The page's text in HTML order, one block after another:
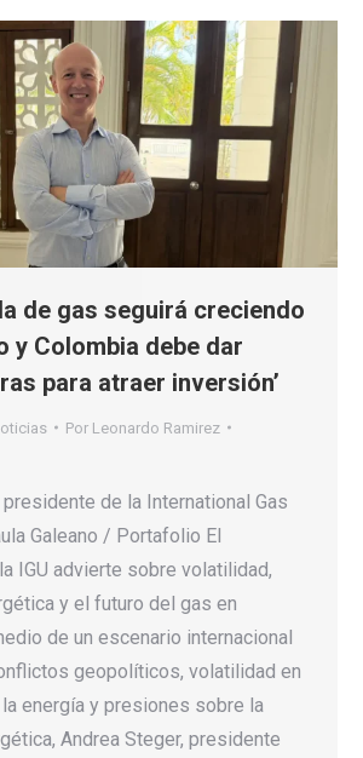
de gas seguirá creciendo
y Colombia debe dar
para atraer inversión’
Por Leonardo Ramirez
de la International Gas
Galeano / Portafolio El
IGU advierte sobre volatilidad,
y el futuro del gas en
de un escenario internacional
geopolíticos, volatilidad en
energía y presiones sobre la
Andrea Steger, presidente